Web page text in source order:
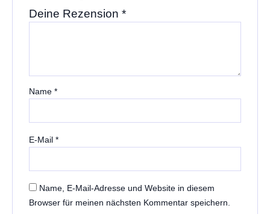
Deine Rezension *
Name *
E-Mail *
Name, E-Mail-Adresse und Website in diesem
Browser für meinen nächsten Kommentar speichern.